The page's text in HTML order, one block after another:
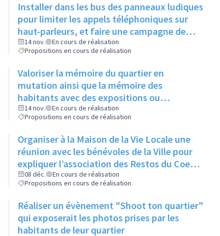
Installer dans les bus des panneaux ludiques
pour limiter les appels téléphoniques sur
haut-parleurs, et faire une campagne de
sensibilisation sur la dangerosité des bruits
forts
14 nov.
En cours de réalisation
Propositions en cours de réalisation
Valoriser la mémoire du quartier en
mutation ainsi que la mémoire des
habitants avec des expositions ou
l'implantation de sculptures
14 nov.
En cours de réalisation
Propositions en cours de réalisation
Organiser à la Maison de la Vie Locale une
réunion avec les bénévoles de la Ville pour
expliquer l’association des Restos du Coeur
et son manque d’aide
08 déc.
En cours de réalisation
Propositions en cours de réalisation
Réaliser un évènement "Shoot ton quartier"
qui exposerait les photos prises par les
habitants de leur quartier